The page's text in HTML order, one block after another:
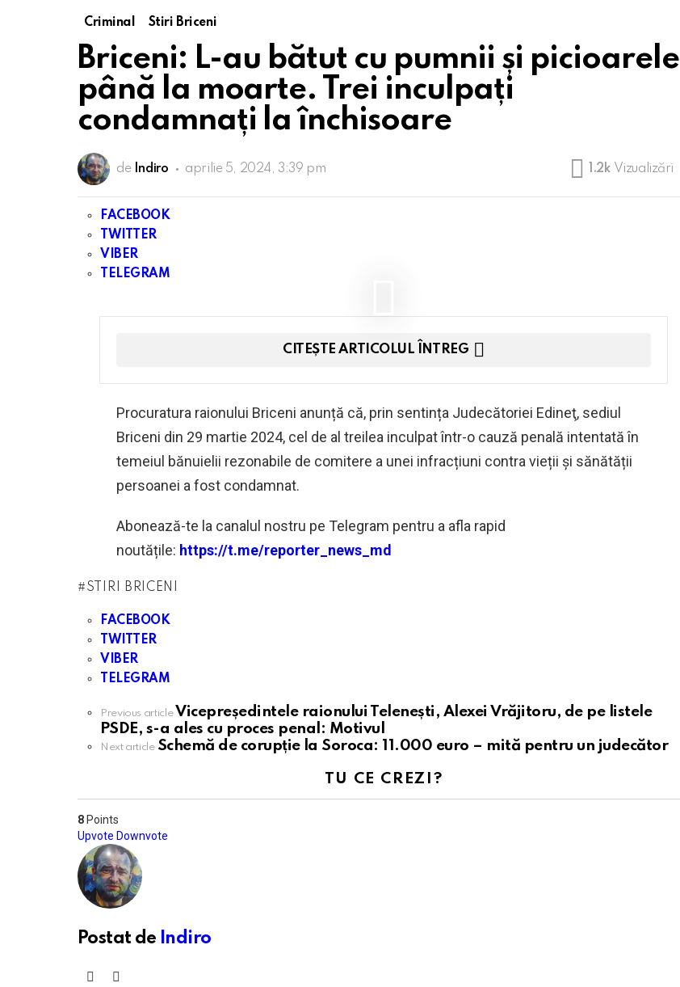
Criminal Stiri Briceni
Briceni: L-au bătut cu pumnii și picioarele
până la moarte. Trei inculpați
condamnați la închisoare
de Indiro aprilie 5, 2024, 3:39 pm 1.2k Vizualizări
FACEBOOK
TWITTER
VIBER
TELEGRAM
CITEȘTE ARTICOLUL ÎNTREG
Procuratura raionului Briceni anunță că, prin sentința Judecătoriei Edineţ, sediul
Briceni din 29 martie 2024, cel de al treilea inculpat într-o cauză penală intentată în
temeiul bănuielii rezonabile de comitere a unei infracțiuni contra vieții și sănătății
persoanei a fost condamnat.
Abonează-te la canalul nostru pe Telegram pentru a afla rapid
noutățile: https://t.me/reporter_news_md
STIRI BRICENI
FACEBOOK
TWITTER
VIBER
TELEGRAM
See
more
Previous article Vicepreședintele raionului Telenești, Alexei Vrăjitoru, de pe listele
PSDE, s-a ales cu proces penal: Motivul
Next article Schemă de corupție la Soroca: 11.000 euro – mită pentru un judecător
TU CE CREZI?
8 Points
Upvote Downvote
Postat de Indiro